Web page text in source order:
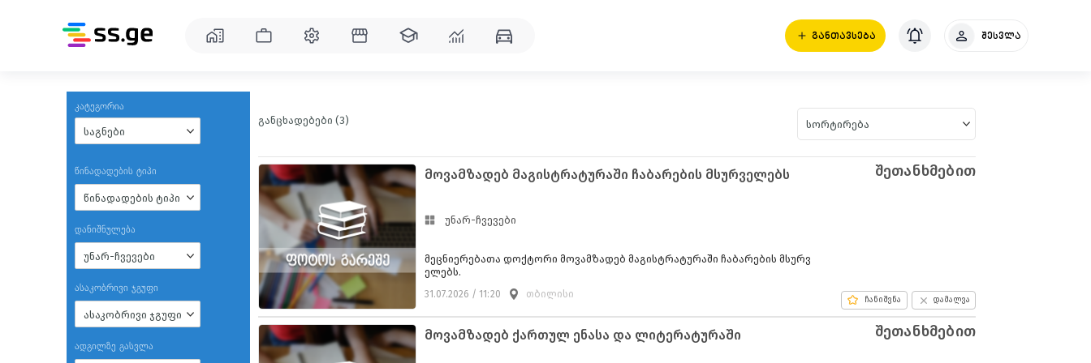
ᲒᲐᲜᲗᲐᲕᲡᲔᲑᲐ შესვლა
კატეგორია
საგნები
წინადადების ტიპი
წინადადების ტიპი
დანიშნულება
უნარ-ჩვევები
ასაკობრივი ჯგუფი
ასაკობრივი ჯგუფი
ადგილზე გასვლა
განცხადებები (3) სორტირება
მოვამზადებ მაგისტრატურაში ჩაბარების მსურველებს
უნარ-ჩვევები
მეცნიერებათა დოქტორი მოვამზადებ მაგისტრატურაში ჩაბარების მსურვ
ელებს.
31.07.2026 / 11:20 თბილისი
შეთანხმებით
დამალვა
ჩანიშვნა
მოვამზადებ ქართულ ენასა და ლიტერატურაში შეთანხმებით